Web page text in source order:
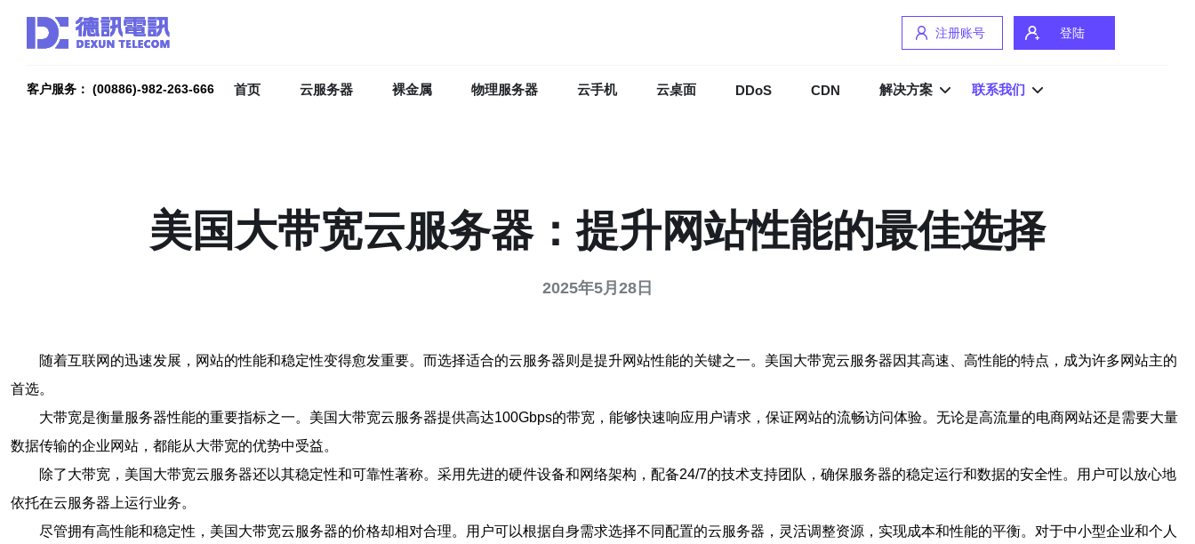
注册账号 登陆
客户服务： (00886)-982-263-666 首页 云服务器 裸金属 物理服务器 云手机 云桌面 DDoS CDN 解决方案 联系我们
美国大带宽云服务器：提升网站性能的最佳选择
2025年5月28日
随着互联网的迅速发展，网站的性能和稳定性变得愈发重要。而选择适合的云服务器则是提升网站性能的关键之一。美国大带宽云服务器因其高速、高性能的特点，成为许多网站主的
首选。
大带宽是衡量服务器性能的重要指标之一。美国大带宽云服务器提供高达100Gbps的带宽，能够快速响应用户请求，保证网站的流畅访问体验。无论是高流量的电商网站还是需要大量
数据传输的企业网站，都能从大带宽的优势中受益。
除了大带宽，美国大带宽云服务器还以其稳定性和可靠性著称。采用先进的硬件设备和网络架构，配备24/7的技术支持团队，确保服务器的稳定运行和数据的安全性。用户可以放心地
依托在云服务器上运行业务。
尽管拥有高性能和稳定性，美国大带宽云服务器的价格却相对合理。用户可以根据自身需求选择不同配置的云服务器，灵活调整资源，实现成本和性能的平衡。对于中小型企业和个人